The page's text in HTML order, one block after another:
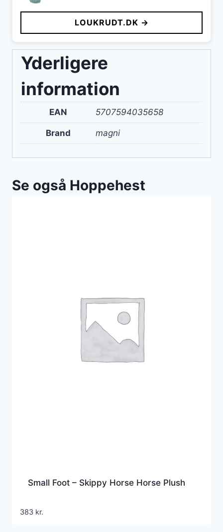
pris
var:
190 kr..
pris
er:
119 kr..
LOUKRUDT.DK →
Yderligere
information
EAN 5707594035658
Brand magni
Se også Hoppehest
Small Foot – Skippy Horse Horse Plush
383 kr.